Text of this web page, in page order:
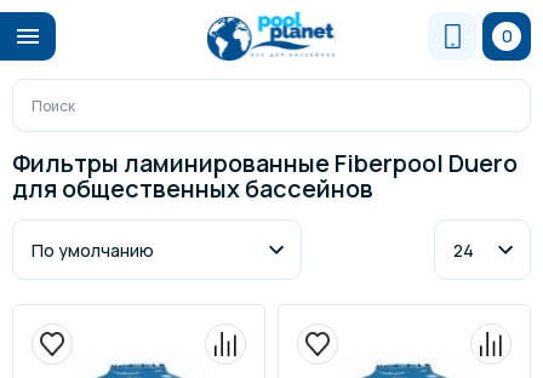
0
Фильтры ламинированные Fiberpool Duero
для общественных бассейнов